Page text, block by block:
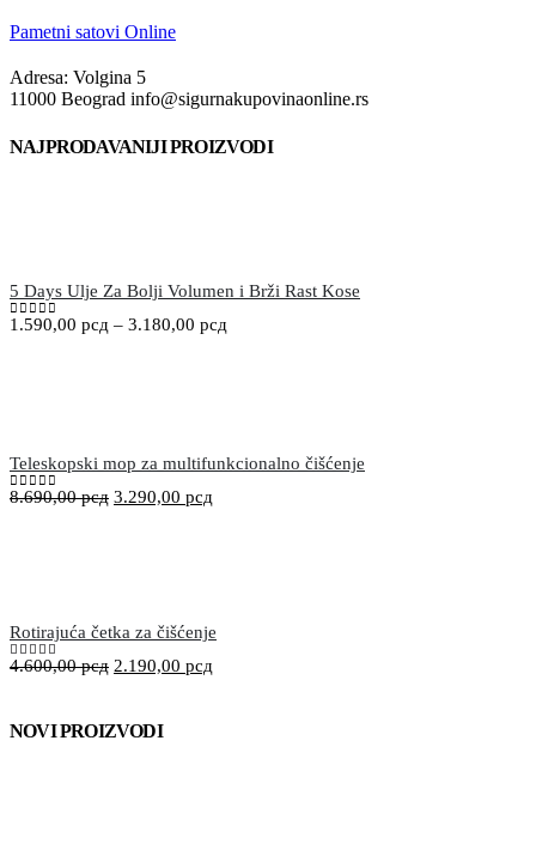
Pametni satovi Online
Adresa: Volgina 5
11000 Beograd info@sigurnakupovinaonline.rs
NAJPRODAVANIJI PROIZVODI
5 Days Ulje Za Bolji Volumen i Brži Rast Kose
0out of 5
1.590,00 рсд – 3.180,00 рсд
Teleskopski mop za multifunkcionalno čišćenje
0out of 5
8.690,00рсд 3.290,00 рсд
Rotirajuća četka za čišćenje
5.00out of 5
4.600,00рсд 2.190,00 рсд
NOVI PROIZVODI